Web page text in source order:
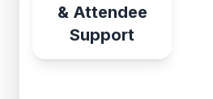
& Attendee
Support